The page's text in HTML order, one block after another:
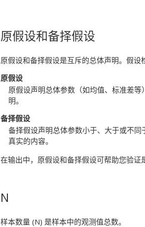
原假设和备择假设
原假设和备择假设是互斥的总体声明。假设
原假设
原假设声明总体参数（如均值、标准差
明。
备择假设
备择假设声明总体参数小于、大于或不
真实的内容。
在输出中，原假设和备择假设可帮助您验证
N
样本数量 (N) 是样本中的观测值总数。